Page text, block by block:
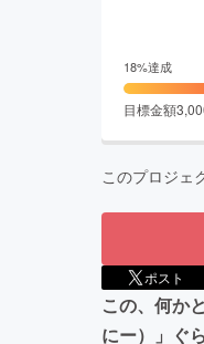
18%達成
目標金額
このプロジェ
ポスト
この、何か
にー）」ぐ